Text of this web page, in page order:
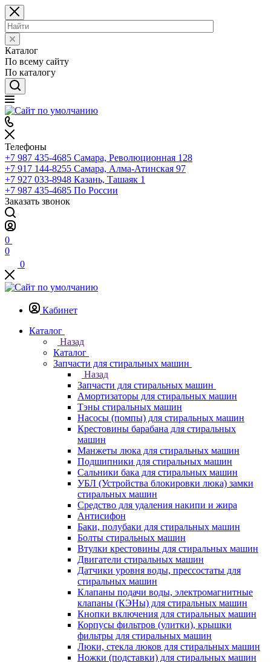
Каталог
По всему сайту
По каталогу
Телефоны
+7 987 435-4685 Самара, Революционная 128
+7 917 144-8255 Самара, Алма-Атинская 97
+7 927 033-8948 Казань, Ташаяк 1
+7 987 435-4685 По России
Заказать звонок
0
0
0
Кабинет
Каталог
Назад
Каталог
Запчасти для стиральных машин
Назад
Запчасти для стиральных машин
Амортизаторы для стиральных машин
Тэны стиральных машин
Насосы (помпы) для стиральных машин
Крестовины барабана для стиральных
машин
Манжеты люка для стиральных машин
Подшипники для стиральных машин
Сальники бака для стиральных машин
УБЛ (Устройства блокировки люка) замки
стиральных машин
Средство для удаления накипи и жира
Антисифон
Баки, полубаки для стиральных машин
Болты стиральных машин
Втулки крестовины для стиральных машин
Двигатели стиральных машин
Датчики уровня воды, прессостаты для
стиральных машин
Клапаны подачи воды, электромагнитные
клапаны (КЭНы) для стиральных машин
Кнопки включения для стиральных машин
Корпусы фильтров (улитки), крышки
фильтры для стиральных машин
Люки, стекла люков для стиральных машин
Ножки (подставки) для стиральных машин